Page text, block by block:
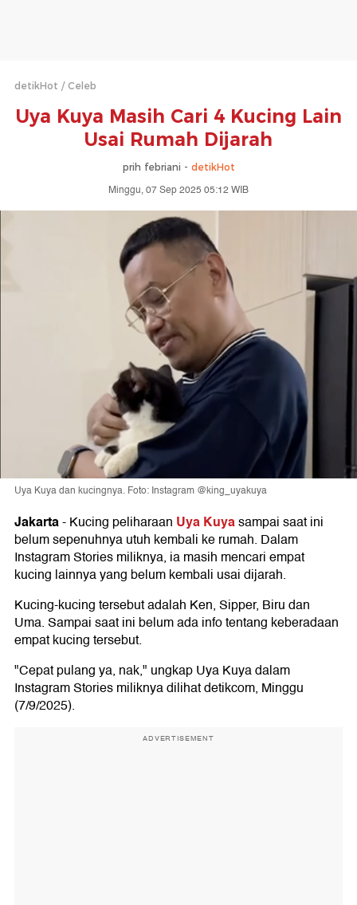
detikHot Celeb
Uya Kuya Masih Cari 4 Kucing Lain
Usai Rumah Dijarah
prih febriani - detikHot
Minggu, 07 Sep 2025 05:12 WIB
Uya Kuya dan kucingnya. Foto: Instagram @king_uyakuya
Jakarta-Kucing peliharaan Uya Kuyasampai saat ini
belum sepenuhnya utuh kembali ke rumah. Dalam
Instagram Stories miliknya, ia masih mencari empat
kucing lainnya yang belum kembali usai dijarah.
Kucing-kucing tersebut adalah Ken, Sipper, Biru dan
Uma. Sampai saat ini belum ada info tentang keberadaan
empat kucing tersebut.
"Cepat pulang ya, nak," ungkap Uya Kuya dalam
Instagram Stories miliknya dilihat detikcom, Minggu
(7/9/2025).
ADVERTISEMENT